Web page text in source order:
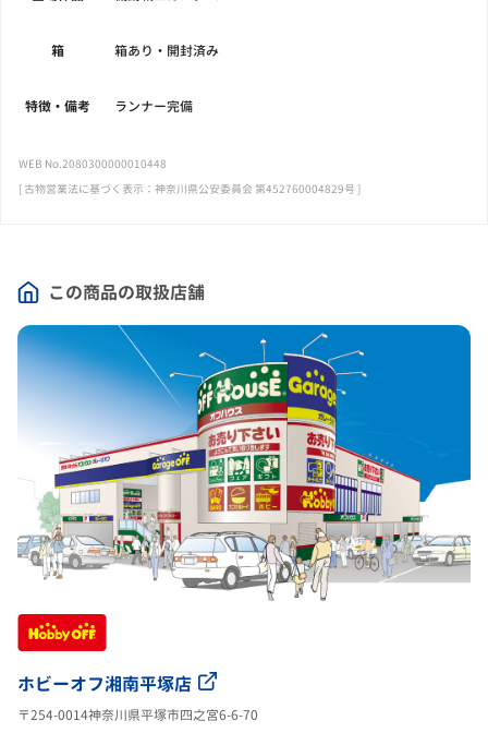
この商品の取扱店舗
ホビーオフ湘南平塚店
〒254-0014神奈川県平塚市四之宮6-6-70
箱 箱あり・開封済み
特徴・備考 ランナー完備
WEB No.2080300000010448
[ 古物営業法に基づく表示：神奈川県公安委員会 第452760004829号 ]